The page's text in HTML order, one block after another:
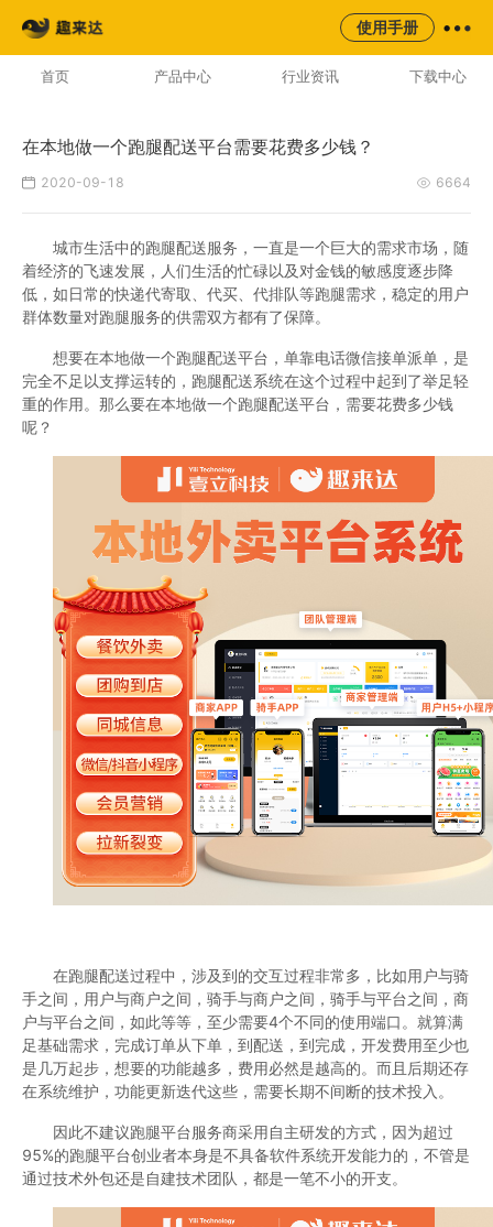
使用手册
首页 产品中心 行业资讯 下载中心
AI云配服务生态平台
在本地做一个跑腿配送平台需要花费多少钱？
2020-09-18 6664
城市生活中的跑腿配送服务，一直是一个巨大的需求市场，随
着经济的飞速发展，人们生活的忙碌以及对金钱的敏感度逐步降
低，如日常的快递代寄取、代买、代排队等跑腿需求，稳定的用户
群体数量对跑腿服务的供需双方都有了保障。
想要在本地做一个跑腿配送平台，单靠电话微信接单派单，是
完全不足以支撑运转的，跑腿配送系统在这个过程中起到了举足轻
重的作用。那么要在本地做一个跑腿配送平台，需要花费多少钱
呢？
在跑腿配送过程中，涉及到的交互过程非常多，比如用户与骑
手之间，用户与商户之间，骑手与商户之间，骑手与平台之间，商
户与平台之间，如此等等，至少需要4个不同的使用端口。就算满
足基础需求，完成订单从下单，到配送，到完成，开发费用至少也
是几万起步，想要的功能越多，费用必然是越高的。而且后期还存
在系统维护，功能更新迭代这些，需要长期不间断的技术投入。
因此不建议跑腿平台服务商采用自主研发的方式，因为超过
95%的跑腿平台创业者本身是不具备软件系统开发能力的，不管是
通过技术外包还是自建技术团队，都是一笔不小的开支。